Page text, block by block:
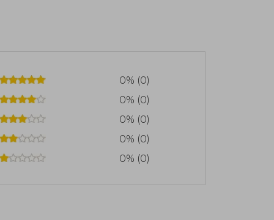
0% (0)
0% (0)
0% (0)
0% (0)
0% (0)